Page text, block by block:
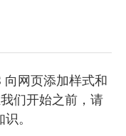
向网页添加样式和
们开始之前，请
。